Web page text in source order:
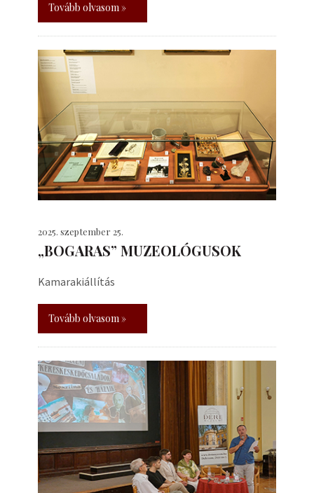
Tovább olvasom »
2025. szeptember 25.
„BOGARAS” MUZEOLÓGUSOK
Kamarakiállítás
Tovább olvasom »